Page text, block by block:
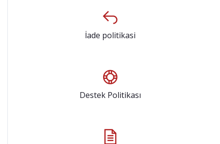
İade politikasi
Destek Politikası